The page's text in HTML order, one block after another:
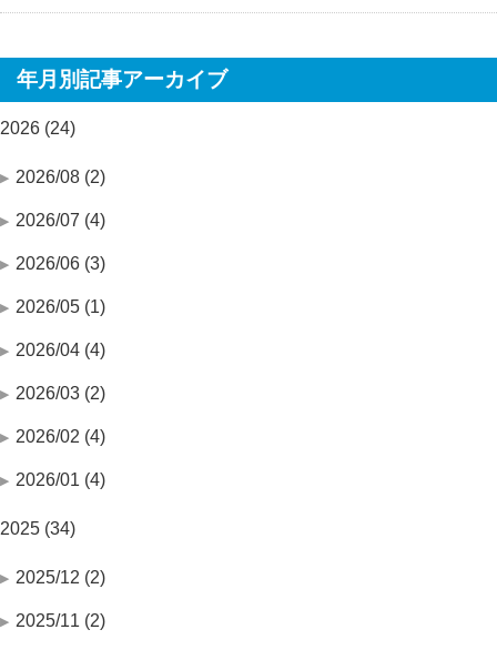
年月別記事アーカイブ
2026 (24)
2026/08 (2)
2026/07 (4)
2026/06 (3)
2026/05 (1)
2026/04 (4)
2026/03 (2)
2026/02 (4)
2026/01 (4)
2025 (34)
2025/12 (2)
2025/11 (2)